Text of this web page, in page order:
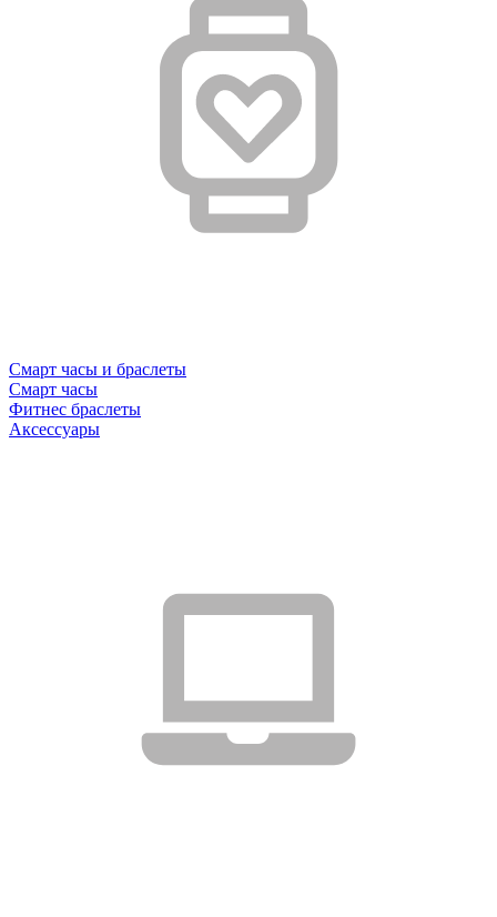
Смарт часы и браслеты
Смарт часы
Фитнес браслеты
Аксессуары